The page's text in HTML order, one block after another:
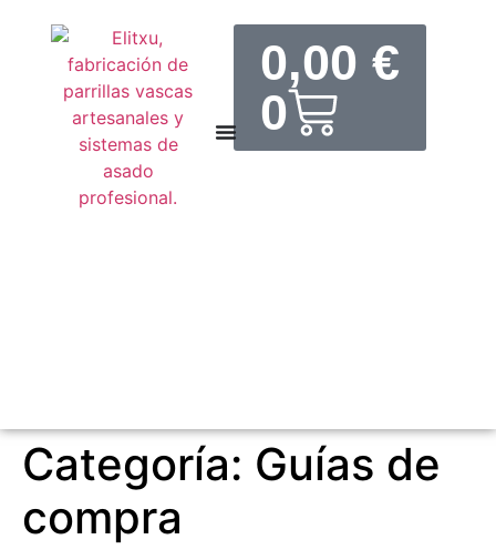
0,00€
0
Categoría: Guías de
compra